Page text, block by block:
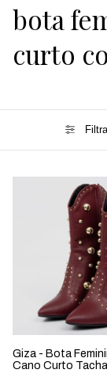
bota
curto
Giza - Bota
Cano Curto